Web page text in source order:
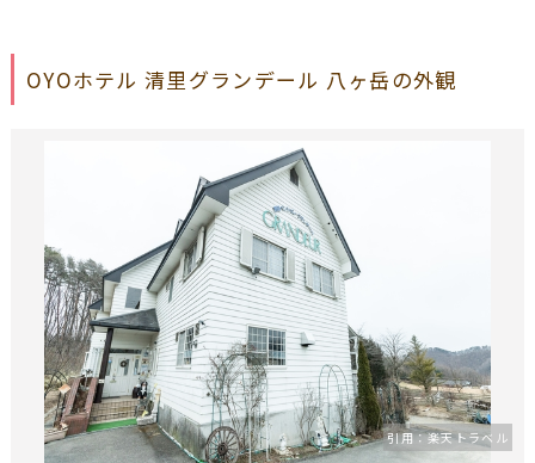
OYOホテル 清里グランデール 八ヶ岳の外観
引用：楽天トラベル